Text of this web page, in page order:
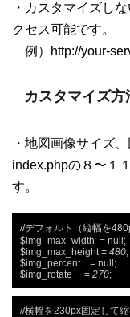
・カスタマイズし
クセス可能です。
例）http://your-
カスタマイズ方
・地図画像サイズ
index.phpの８〜１
す。
//デフォルト（縦幅を
$img_max_width  = null;
$img_max_height = 480;
$img_percent    = null;
$img_rotate     = 270;
//横幅を230px固定して